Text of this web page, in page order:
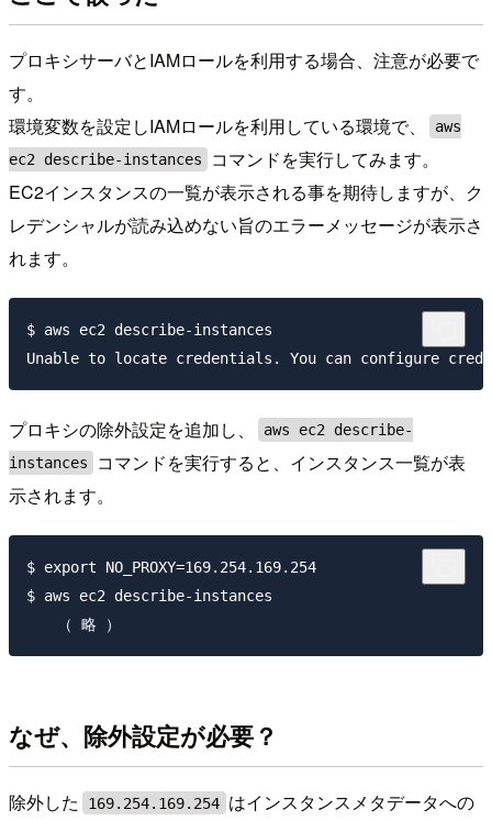
プロキシサーバとIAMロールを利用する場合、注意が必要で
す。
環境変数を設定しIAMロールを利用している環境で、
aws
ec2 describe-instances
コマンドを実行してみます。
EC2インスタンスの一覧が表示される事を期待しますが、ク
レデンシャルが読み込めない旨のエラーメッセージが表示さ
れます。
$ aws ec2 describe-instances
プロキシの除外設定を追加し、
aws ec2 describe-
instances
コマンドを実行すると、インスタンス一覧が表
示されます。
$ export NO_PROXY=169.254.169.254
$ aws ec2 describe-instances
なぜ、除外設定が必要？
除外した 169.254.169.254 はインスタンスメタデータへの